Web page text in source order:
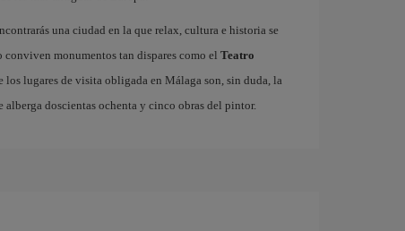
una ciudad en la que relax, cultura e historia se
monumentos tan dispares como el Teatro
los lugares de visita obligada en Málaga son, sin duda, la
alberga doscientas ochenta y cinco obras del pintor.